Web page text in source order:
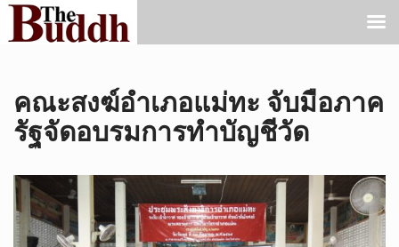
คณะสงฆ์อำเภอแม่ทะ จับมือภาค
รัฐจัดอบรมการทำบัญชีวัด